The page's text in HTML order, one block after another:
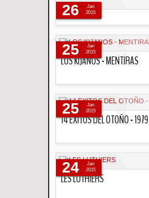
26
Jan
2015
LOS KIJANOS - MENTIRAS
25
Jan
2015
14 EXITOS DEL OTOÑO - 1979
25
Jan
2015
LES LUTHIERS
24
Jan
2015